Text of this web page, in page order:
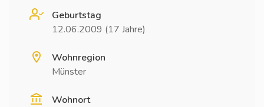
Geburtstag
12.06.2009 (17 Jahre)
Wohnregion
Münster
Wohnort